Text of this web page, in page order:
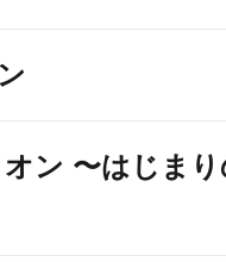
ン 〜はじま